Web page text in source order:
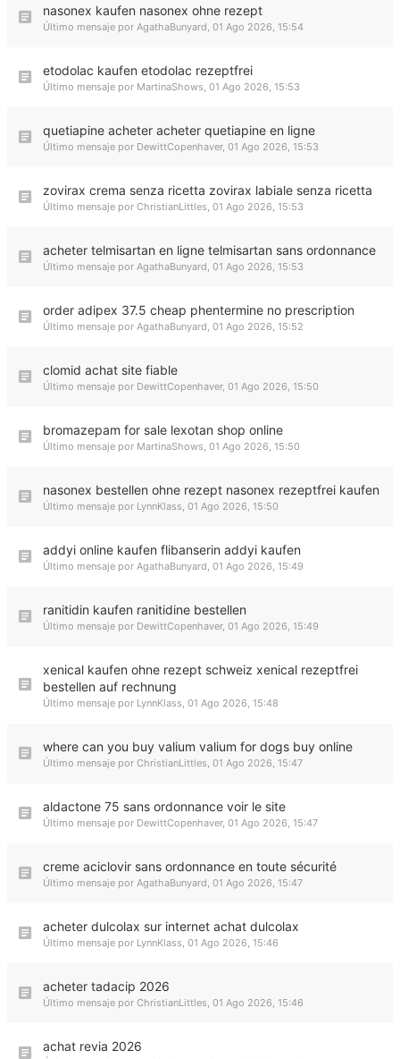
nasonex kaufen nasonex ohne rezept
Último mensaje por AgathaBunyard, 01 Ago 2026, 15:54
etodolac kaufen etodolac rezeptfrei
Último mensaje por MartinaShows, 01 Ago 2026, 15:53
quetiapine acheter acheter quetiapine en ligne
Último mensaje por DewittCopenhaver, 01 Ago 2026, 15:53
zovirax crema senza ricetta zovirax labiale senza ricetta
Último mensaje por ChristianLittles, 01 Ago 2026, 15:53
acheter telmisartan en ligne telmisartan sans ordonnance
Último mensaje por AgathaBunyard, 01 Ago 2026, 15:53
order adipex 37.5 cheap phentermine no prescription
Último mensaje por AgathaBunyard, 01 Ago 2026, 15:52
clomid achat site fiable
Último mensaje por DewittCopenhaver, 01 Ago 2026, 15:50
bromazepam for sale lexotan shop online
Último mensaje por MartinaShows, 01 Ago 2026, 15:50
nasonex bestellen ohne rezept nasonex rezeptfrei kaufen
Último mensaje por LynnKlass, 01 Ago 2026, 15:50
addyi online kaufen flibanserin addyi kaufen
Último mensaje por AgathaBunyard, 01 Ago 2026, 15:49
ranitidin kaufen ranitidine bestellen
Último mensaje por DewittCopenhaver, 01 Ago 2026, 15:49
xenical kaufen ohne rezept schweiz xenical rezeptfrei
bestellen auf rechnung
Último mensaje por LynnKlass, 01 Ago 2026, 15:48
where can you buy valium valium for dogs buy online
Último mensaje por ChristianLittles, 01 Ago 2026, 15:47
aldactone 75 sans ordonnance voir le site
Último mensaje por DewittCopenhaver, 01 Ago 2026, 15:47
creme aciclovir sans ordonnance en toute sécurité
Último mensaje por AgathaBunyard, 01 Ago 2026, 15:47
acheter dulcolax sur internet achat dulcolax
Último mensaje por LynnKlass, 01 Ago 2026, 15:46
acheter tadacip 2026
Último mensaje por ChristianLittles, 01 Ago 2026, 15:46
achat revia 2026